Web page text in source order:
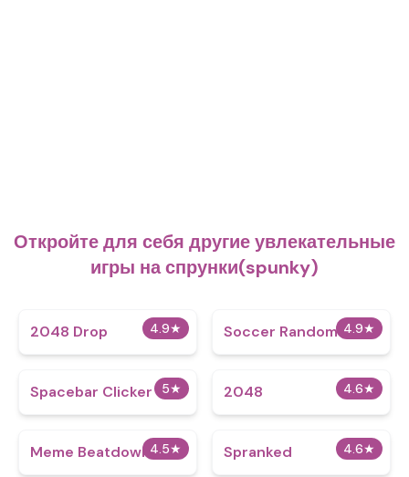
Откройте для себя другие увлекательные
игры на спрунки(spunky)
4.9★
2048 Drop 4.9★
Soccer Random
5★
Spacebar Clicker 4.6★
2048
4.5★
Meme Beatdown 4.6★
Spranked